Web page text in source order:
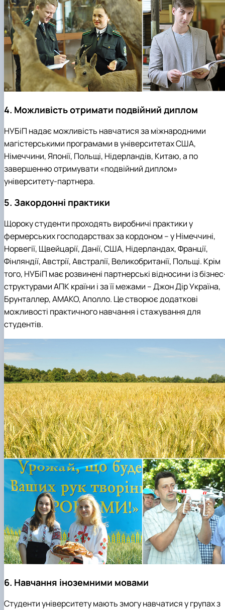
4. Можливість отримати подвійний диплом
НУБіП надає можливість навчатися за міжнародними
магістерськими програмами в університетах США,
Німеччини, Японії, Польщі, Нідерландів, Китаю, а по
завершенню отримувати «подвійний диплом»
університету-партнера.
5. Закордонні практики
Щороку студенти проходять виробничі практики у
фермерських господарствах за кордоном – у Німеччині,
Норвегії, Щвейцарії, Данії, США, Нідерландах, Франції,
Фінляндії, Австрії, Австралії, Великобританії, Польщі. Крім
того, НУБіП має розвинені партнерські відносини із
структурами АПК країни і за її межами – Джон Дір Україна,
Брунталлер, АМАКО, Аполло. Це створює додаткові
можливості практичного навчання і стажування для
студентів.
6. Навчання іноземними мовами
Студенти університету мають змогу навчатися у групах з